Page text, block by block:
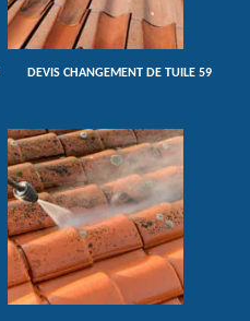
DEVIS CHANGEMENT DE TUILE 59